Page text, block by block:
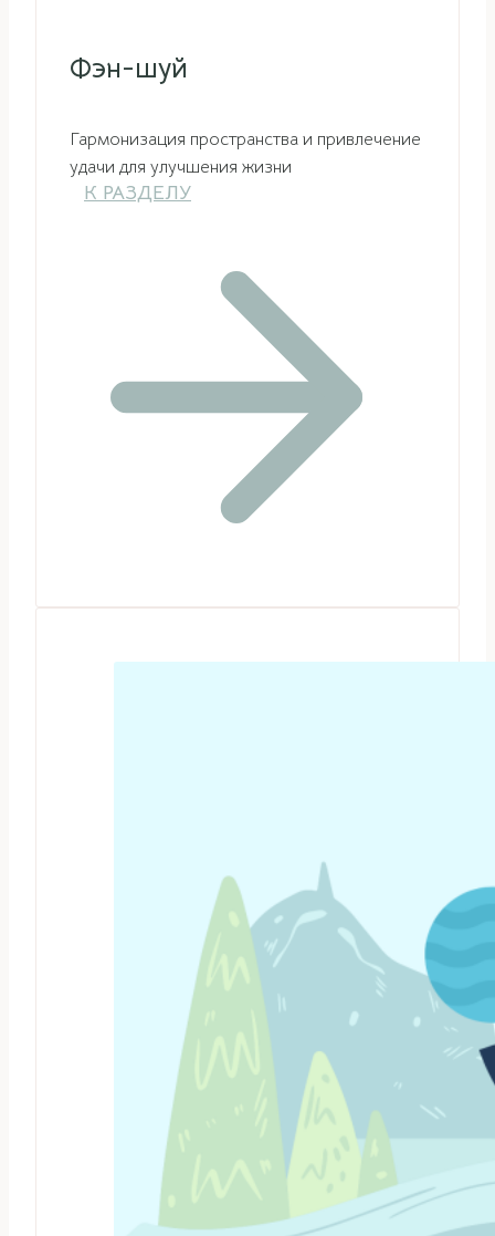
Фэн-шуй
Гармонизация пространства и привлечение
удачи для улучшения жизни
К РАЗДЕЛУ